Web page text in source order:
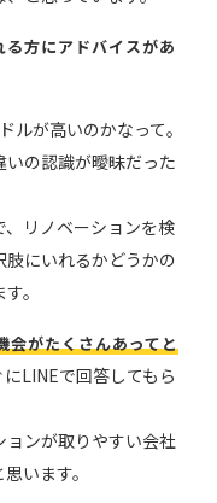
方にアドバイスがあ
ルが高いのかなって。
の認識が曖昧だった
リノベーションを検
にいれるかどうかの
。
会がたくさんあってと
LINEで回答してもら
ンが取りやすい会社
います。